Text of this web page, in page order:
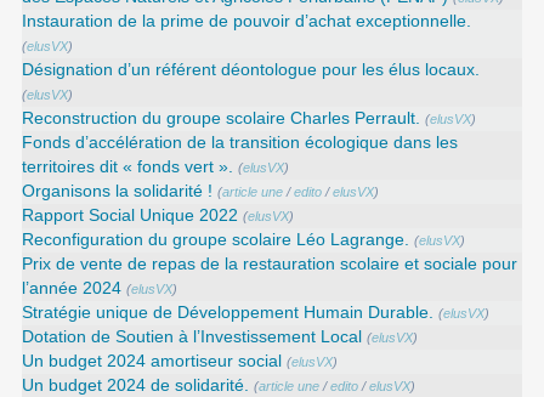
Instauration de la prime de pouvoir d’achat exceptionnelle.
(elusVX)
Désignation d’un référent déontologue pour les élus locaux.
(elusVX)
Reconstruction du groupe scolaire Charles Perrault. (elusVX)
Fonds d’accélération de la transition écologique dans les
territoires dit « fonds vert ». (elusVX)
Organisons la solidarité ! (article une/edito/elusVX)
Rapport Social Unique 2022 (elusVX)
Reconfiguration du groupe scolaire Léo Lagrange. (elusVX)
Prix de vente de repas de la restauration scolaire et sociale pour
l’année 2024 (elusVX)
Stratégie unique de Développement Humain Durable. (elusVX)
Dotation de Soutien à l’Investissement Local (elusVX)
Un budget 2024 amortiseur social (elusVX)
Un budget 2024 de solidarité. (article une/edito/elusVX)